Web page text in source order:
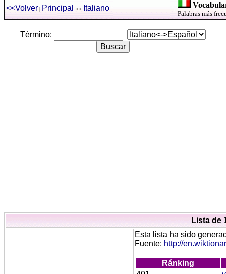
<<Volver | Principal >> Italiano
Palabras más
Término:
Lista de
Esta lista ha sido
Fuente: http://
Ránking